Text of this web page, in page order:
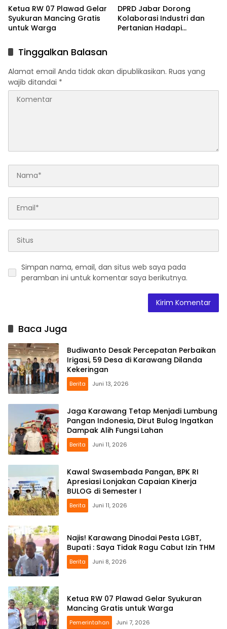
Ketua RW 07 Plawad Gelar
Syukuran Mancing Gratis
untuk Warga
DPRD Jabar Dorong
Kolaborasi Industri dan
Pertanian Hadapi
Tinggalkan Balasan
Alamat email Anda tidak akan dipublikasikan. Ruas yang
wajib ditandai *
Simpan nama, email, dan situs web saya pada
peramban ini untuk komentar saya berikutnya.
Baca Juga
Budiwanto Desak Percepatan Perbaikan
Irigasi, 59 Desa di Karawang Dilanda
Kekeringan
Berita Juni 13, 2026
Jaga Karawang Tetap Menjadi Lumbung
Pangan Indonesia, Dirut Bulog Ingatkan
Dampak Alih Fungsi Lahan
Berita Juni 11, 2026
Kawal Swasembada Pangan, BPK RI
Apresiasi Lonjakan Capaian Kinerja
BULOG di Semester I
Berita Juni 11, 2026
Najis! Karawang Dinodai Pesta LGBT,
Bupati : Saya Tidak Ragu Cabut Izin THM
Berita Juni 8, 2026
Ketua RW 07 Plawad Gelar Syukuran
Mancing Gratis untuk Warga
Pemerintahan Juni 7, 2026